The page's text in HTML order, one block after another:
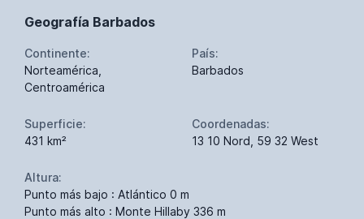
Geografía Barbados
Continente:
Norteamérica,
Centroamérica
País:
Barbados
Superficie:
431 km²
Coordenadas:
13 10 Nord, 59 32 West
Altura:
Punto más bajo : Atlántico 0 m
Punto más alto : Monte Hillaby 336 m